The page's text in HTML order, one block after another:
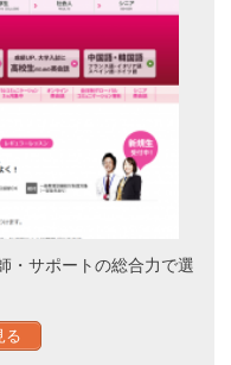
・サポートの総合力で選
る